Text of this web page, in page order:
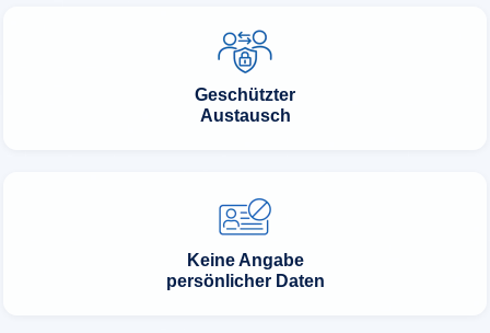
Geschützter
Austausch
Keine Angabe
persönlicher Daten